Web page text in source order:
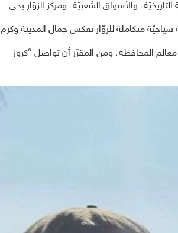
والأسواق الشعبيّة، ومركز الزوّار بحي
متكاملة للزوّار تعكس جمال المدينة وكرم
المحافظة، ومن المقرّر أن تواصل “كروز